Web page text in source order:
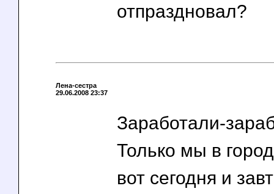
отпраздновал?
Лена-сестра
29.06.2008 23:37
Заработали-
Только мы в
вот сегодня и